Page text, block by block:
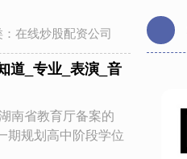
在线炒股配资公司
道_专业_表演_音
南省教育厅备案的
期规划高中阶段学位